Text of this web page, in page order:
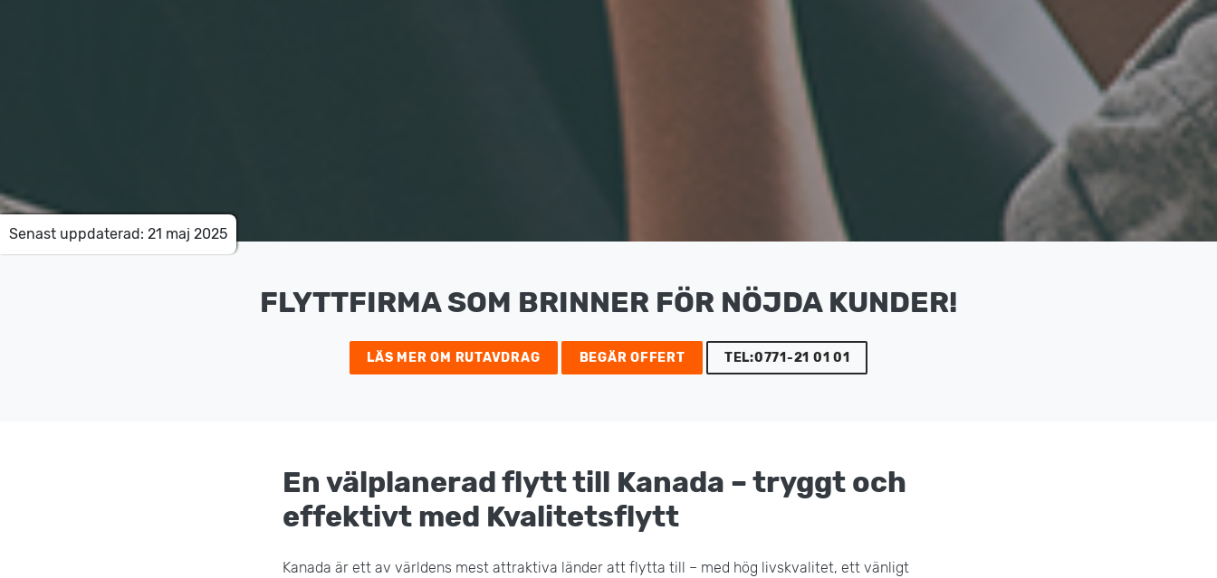
Senast uppdaterad: 21 maj 2025
FLYTTFIRMA SOM BRINNER FÖR NÖJDA KUNDER!
LÄS MER OM RUTAVDRAG BEGÄR OFFERT TEL:0771-21 01 01
En välplanerad flytt till Kanada – tryggt och
effektivt med Kvalitetsflytt
Kanada är ett av världens mest attraktiva länder att flytta till – med hög livskvalitet, ett vänligt